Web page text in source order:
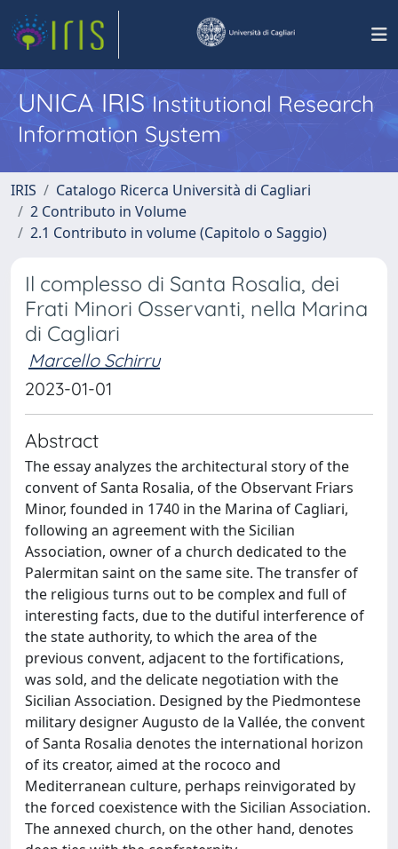
UNICA IRISInstitutional Research
Information System
IRIS
Catalogo Ricerca Università di Cagliari
2 Contributo in Volume
2.1 Contributo in volume (Capitolo o Saggio)
Il complesso di Santa Rosalia, dei
Frati Minori Osservanti, nella Marina
di Cagliari
Marcello Schirru
2023-01-01
Abstract
The essay analyzes the architectural story of the
convent of Santa Rosalia, of the Observant Friars
Minor, founded in 1740 in the Marina of Cagliari,
following an agreement with the Sicilian
Association, owner of a church dedicated to the
Palermitan saint on the same site. The transfer of
the religious turns out to be complex and full of
interesting facts, due to the dutiful interference of
the state authority, to which the area of the
previous convent, adjacent to the fortifications,
was sold, and the delicate negotiation with the
Sicilian Association. Designed by the Piedmontese
military designer Augusto de la Vallée, the convent
of Santa Rosalia denotes the international horizon
of its creator, aimed at the rococo and
Mediterranean culture, perhaps reinvigorated by
the forced coexistence with the Sicilian Association.
The annexed church, on the other hand, denotes